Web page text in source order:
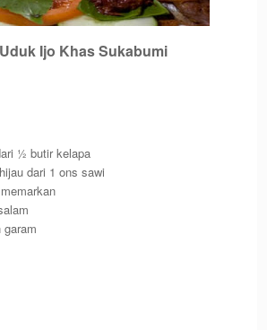
Ijo Khas Sukabumi
½ butir kelapa
dari 1 ons sawi